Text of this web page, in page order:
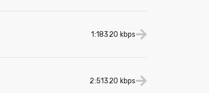
1:18320 kbps
2:51320 kbps